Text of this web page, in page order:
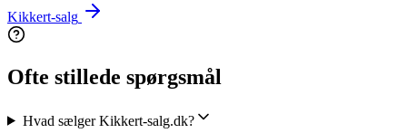
Kikkert-salg
Ofte stillede spørgsmål
Hvad sælger Kikkert-salg.dk?